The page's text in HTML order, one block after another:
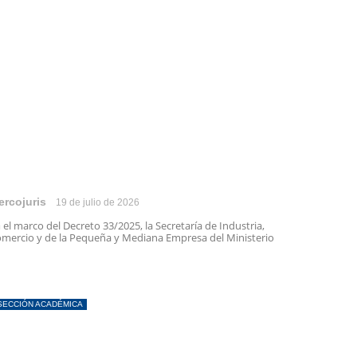
19 de julio de 2026
el marco del Decreto 33/2025, la Secretaría de Industria,
y de la Pequeña y Mediana Empresa del Ministerio
ACADÉMICA